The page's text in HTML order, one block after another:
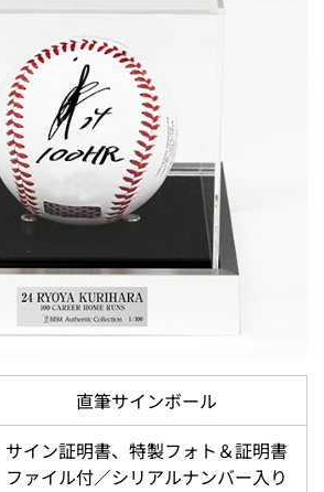
直筆サインボール
サイン証明書、特製フォト＆証明書
ファイル付／シリアルナンバー入り